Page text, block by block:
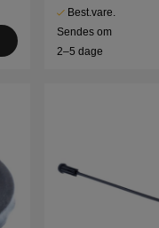
Best.vare.
Sendes om
2–5 dage